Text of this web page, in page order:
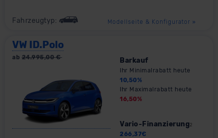
Fahrzeugtyp: Modellseite & Konfigurator »
VW ID.Polo
ab 24.995,00€ Barkauf
Ihr Minimalrabatt heute
10,50%
Ihr Maximalrabatt heute
16,50%
Vario-Finanzierung2
266,37€